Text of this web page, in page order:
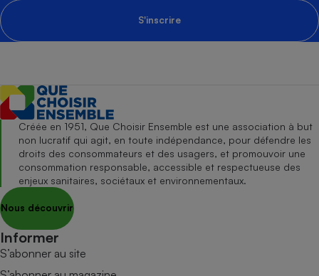
S'inscrire
Créée en 1951, Que Choisir Ensemble est une association à but
non lucratif qui agit, en toute indépendance, pour défendre les
droits des consommateurs et des usagers, et promouvoir une
consommation responsable, accessible et respectueuse des
enjeux sanitaires, sociétaux et environnementaux.
Nous découvrir
Informer
S’abonner au site